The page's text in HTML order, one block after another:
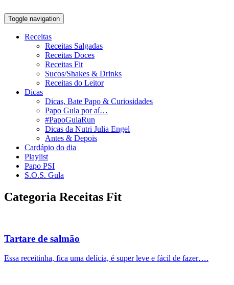
Toggle navigation
Receitas
Receitas Salgadas
Receitas Doces
Receitas Fit
Sucos/Shakes & Drinks
Receitas do Leitor
Dicas
Dicas, Bate Papo & Curiosidades
Papo Gula por aí…
#PapoGulaRun
Dicas da Nutri Julia Engel
Antes & Depois
Cardápio do dia
Playlist
Papo PSI
S.O.S. Gula
Categoria Receitas Fit
Tartare de salmão
Essa receitinha, fica uma delícia, é super leve e fácil de fazer….